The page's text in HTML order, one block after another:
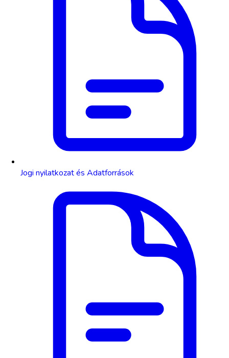
Jogi nyilatkozat és Adatforrások